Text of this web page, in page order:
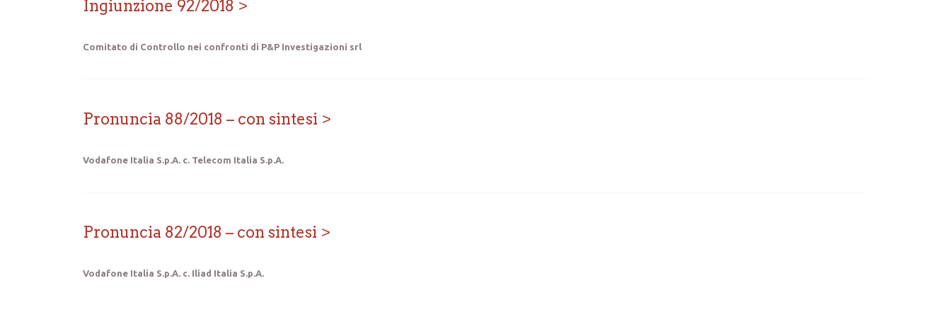
Ingiunzione 92/2018
Comitato di Controllo nei confronti di P&P Investigazioni srl
Pronuncia 88/2018 – con sintesi
Vodafone Italia S.p.A. c. Telecom Italia S.p.A.
Pronuncia 82/2018 – con sintesi
Vodafone Italia S.p.A. c. Iliad Italia S.p.A.